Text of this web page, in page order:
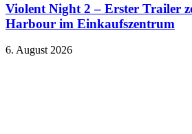
Violent Night 2 – Erster Trailer
Harbour im Einkaufszentrum
6. August 2026